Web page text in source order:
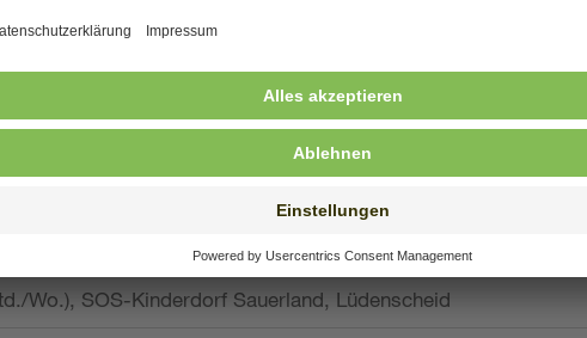
Vollzeit oder Teilzeit (min. 34 bis max. 38,5
Oberpfalz, Immenreuth
pro Woche), SOS-Kinderdorf Düsseldorf
Wo.), SOS-Kinderdorf Sauerland, Lüdenscheid